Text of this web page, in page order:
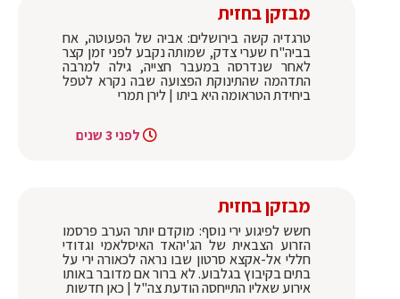
מבזקן בחזית
טרגדיה קשה בירושלים: אביה של הפעוטה, אח
בביה"ח שערי צדק, שמותה נקבע לפני זמן קצר
לאחר שנדרסה במעבר חצייה, גילה למרבה
התדהמה שהתינוקת הפצועה שבה נקרא לטפל
ביחידת הטראומה היא ביתו | לירן תמרי
לפני 3 שנים
מבזקן בחזית
חשש לפיגוע ירי נוסף: מוקדם יותר הערב פרסמו
הזרוע הצבאית של הג'יהאד האיסלאמי וגדודי
חללי אל-אקצא סרטון שבו נראה לכאורה ירי על
בתים בקיבוץ בגלבוע. לא ברור אם מדובר באותו
אירוע שאליו התייחסה הודעת צה"ל | כאן חדשות